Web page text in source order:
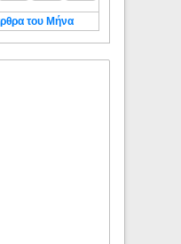
του Μήνα